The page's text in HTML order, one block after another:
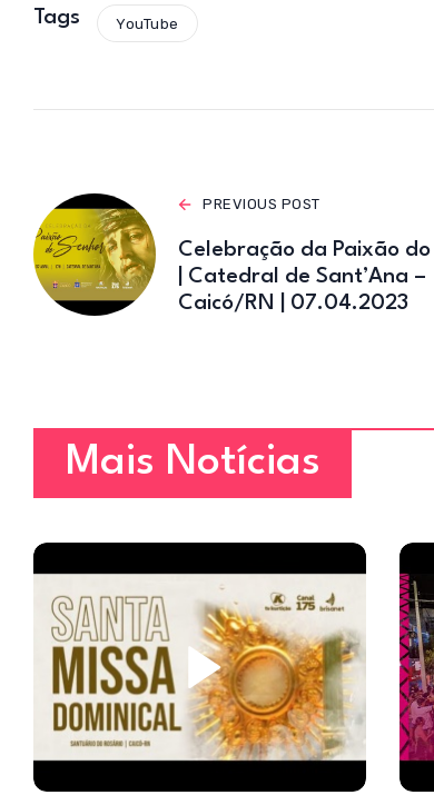
Tags YouTube
PREVIOUS POST
Celebração da Paixão do
| Catedral de Sant’Ana –
Caicó/RN | 07.04.2023
Mais Notícias